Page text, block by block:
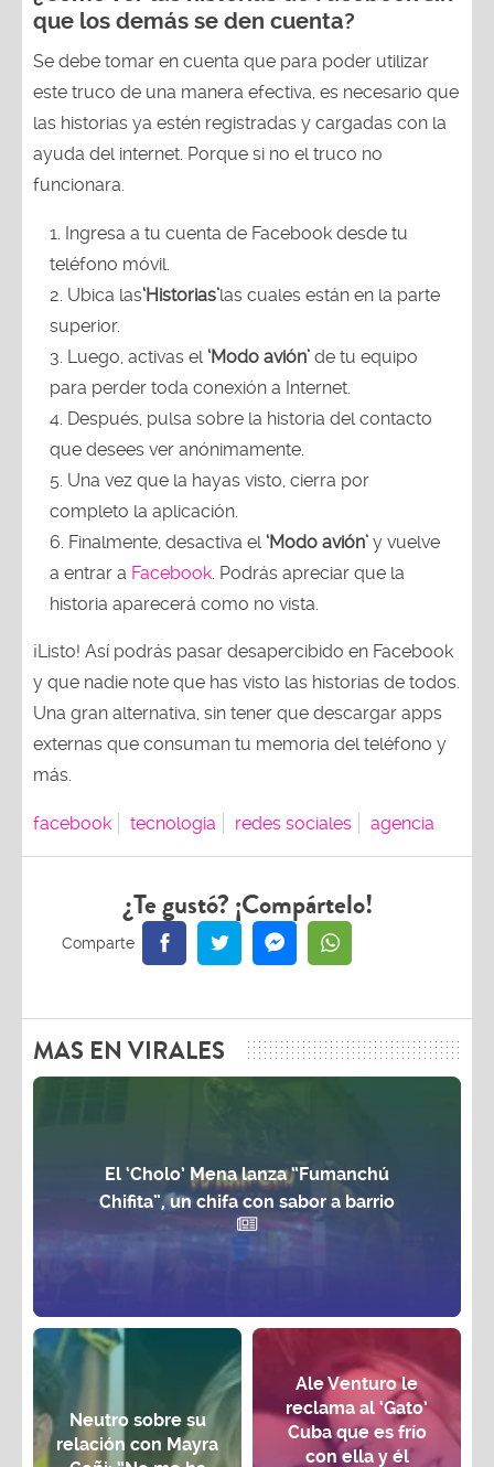
que los demás se den cuenta?
Se debe tomar en cuenta que para poder utilizar
este truco de una manera efectiva, es necesario que
las historias ya estén registradas y cargadas con la
ayuda del internet. Porque si no el truco no
funcionara.
Ingresa a tu cuenta de Facebook desde tu
teléfono móvil.
2. Ubica las‘Historias’las cuales están en la parte
superior.
3. Luego, activas el‘Modo avión’ de tu equipo
para perder toda conexión a Internet.
4. Después, pulsa sobre la historia del contacto
que desees ver anónimamente.
5. Una vez que la hayas visto, cierra por
completo la aplicación.
6. Finalmente, desactiva el‘Modo avión’ y vuelve
a entrar a Facebook. Podrás apreciar que la
historia aparecerá como no vista.
¡Listo! Así podrás pasar desapercibido en Facebook
y que nadie note que has visto las historias de todos.
Una gran alternativa, sin tener que descargar apps
externas que consuman tu memoria del teléfono y
más.
facebook tecnologia redes sociales agencia
¿Te gustó? ¡Compártelo!
MAS EN VIRALES
El ‘Cholo’ Mena lanza “Fumanchú
Chifita”, un chifa con sabor a barrio
Neutro sobre su
relación con Mayra
Ale Venturo le
reclama al ‘Gato’
Cuba que es frío
con ella y él